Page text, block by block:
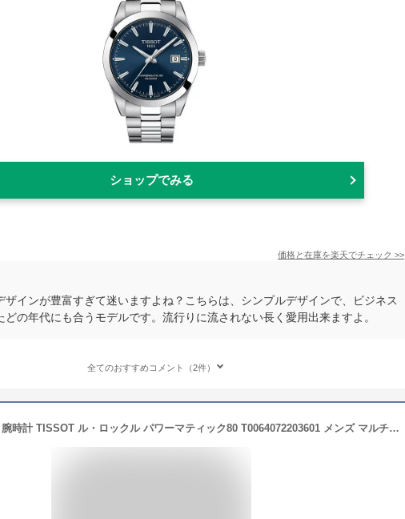
ショップでみる
価格と在庫を楽天でチェック >>
ザインが豊富すぎて迷いますよね？こちらは、シンプルデザインで、ビジネス
どの年代にも合うモデルです。流行りに流されない長く愛用出来ますよ。
全てのおすすめコメント（2件）
[ティソ] 自動巻き腕時計 TISSOT ル・ロックル パワーマティック80 T0064072203601 メンズ マルチカラ―